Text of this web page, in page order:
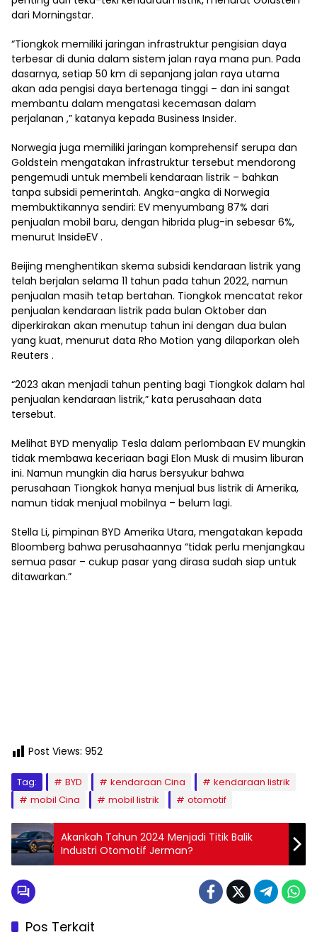
dari Morningstar.
“Tiongkok memiliki jaringan infrastruktur pengisian daya
terbesar di dunia dalam sistem jalan raya mana pun. Pada
dasarnya, setiap 50 km di sepanjang jalan raya utama
akan ada pengisi daya bertenaga tinggi – dan ini sangat
membantu dalam mengatasi kecemasan dalam
perjalanan ,” katanya kepada Business Insider.
Norwegia juga memiliki jaringan komprehensif serupa dan
Goldstein mengatakan infrastruktur tersebut mendorong
pengemudi untuk membeli kendaraan listrik – bahkan
tanpa subsidi pemerintah. Angka-angka di Norwegia
membuktikannya sendiri: EV menyumbang 87% dari
penjualan mobil baru, dengan hibrida plug-in sebesar 6%,
menurut InsideEV .
Beijing menghentikan skema subsidi kendaraan listrik yang
telah berjalan selama 11 tahun pada tahun 2022, namun
penjualan masih tetap bertahan. Tiongkok mencatat rekor
penjualan kendaraan listrik pada bulan Oktober dan
diperkirakan akan menutup tahun ini dengan dua bulan
yang kuat, menurut data Rho Motion yang dilaporkan oleh
Reuters .
“2023 akan menjadi tahun penting bagi Tiongkok dalam hal
penjualan kendaraan listrik,” kata perusahaan data
tersebut.
Melihat BYD menyalip Tesla dalam perlombaan EV mungkin
tidak membawa keceriaan bagi Elon Musk di musim liburan
ini. Namun mungkin dia harus bersyukur bahwa
perusahaan Tiongkok hanya menjual bus listrik di Amerika,
namun tidak menjual mobilnya – belum lagi.
Stella Li, pimpinan BYD Amerika Utara, mengatakan kepada
Bloomberg bahwa perusahaannya “tidak perlu menjangkau
semua pasar – cukup pasar yang dirasa sudah siap untuk
ditawarkan.”
Post Views: 952
Tag: BYD kendaraan Cina
kendaraan listrik
mobil Cina
mobil listrik otomotif
Akankah Tahun 2024 Menjadi Titik Balik
Industri Otomotif Jerman?
Pos Terkait